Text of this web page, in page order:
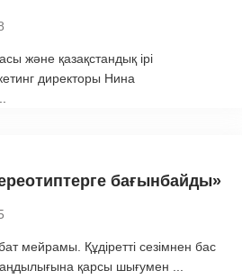
және қазақстандық ірі
директоры Нина
бағынбайды»
мейрамы. Құдіретті сезімнен бас
қарсы шығумен ...